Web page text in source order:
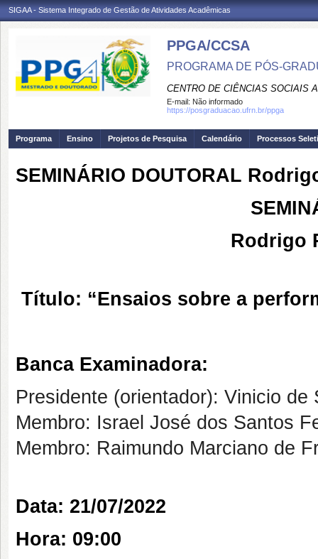
SIGAA - Sistema Integrado de Gestão de Atividades Acadêmicas
PPGA/CCSA
PROGRAMA DE PÓS-
CENTRO DE CIÊNCIAS SOCIAIS
E-mail: Não informado
https://posgraduacao.ufrn.br/ppga
Programa Ensino Projetos de Pesquisa Calendário Processos
SEMINÁRIO DOUTORAL
Rodrigo
Título: “Ensaios sobre a
Banca Examinadora:
Presidente (orientador): Vinicio de
Membro: Israel José dos Santos
Membro: Raimundo Marciano de
Data: 21/07/2022
Hora: 09:00